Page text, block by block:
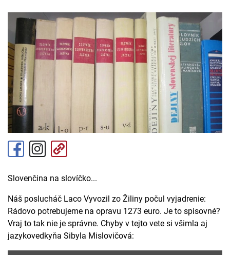
Slovenčina na slovíčko...
Náš poslucháč Laco Vyvozil zo Žiliny počul vyjadrenie:
Rádovo potrebujeme na opravu 1273 euro. Je to spisovné?
Vraj to tak nie je správne. Chyby v tejto vete si všimla aj
jazykovedkyňa Sibyla Mislovičová: